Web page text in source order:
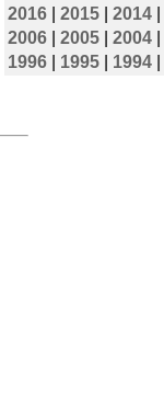
2016
2015 2014
2006
2005 2004
1996
1995 1994